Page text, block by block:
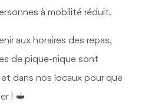
à mobilité réduit.
aux horaires des repas,
de pique-nique sont
dans nos locaux pour que
! 🥪